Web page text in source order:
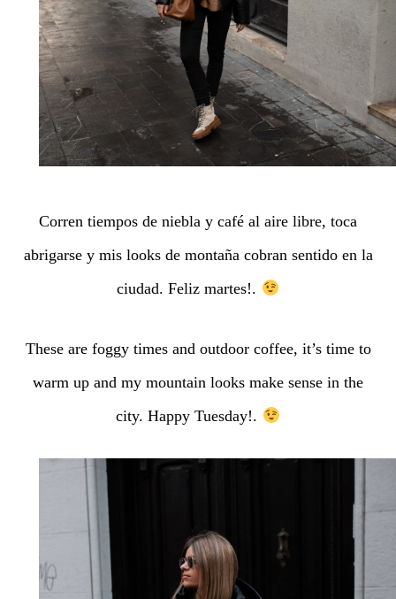
Corren tiempos de niebla y café al aire libre, toca
abrigarse y mis looks de montaña cobran sentido en la
ciudad. Feliz martes!.
These are foggy times and outdoor coffee, it’s time to
warm up and my mountain looks make sense in the
city. Happy Tuesday!.